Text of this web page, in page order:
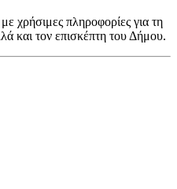
χρήσιμες πληροφορίες για τη
και τον επισκέπτη του Δήμου.